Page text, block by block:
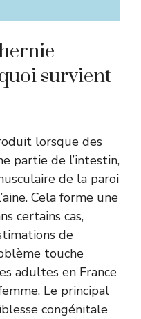
survient-
lorsque des
partie de l’intestin,
de la paroi
Cela forme une
certains cas,
de
touche
adultes en France
Le principal
congénitale